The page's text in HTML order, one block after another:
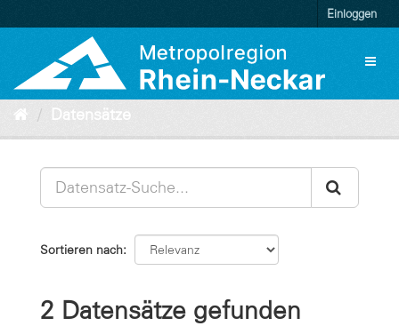
zum
Einloggen
Datensätze
Sortieren nach
2 Datensätze gefunden